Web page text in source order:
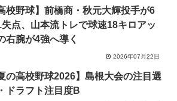
校野球】前橋商・秋元大輝投手が6
失点、山本流トレで球速18キロアッ
右腕が4強へ導く
2026年07月22日
の高校野球2026】島根大会の注目選
ドラフト注目度B